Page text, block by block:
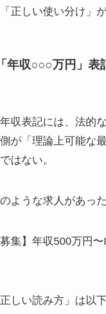
正しい使い分け」が
年収○○○万円」表
収表記には、法的
が「理論上可能な
はない。
ような求人があっ
募集】年収500万円
しい読み方」は以